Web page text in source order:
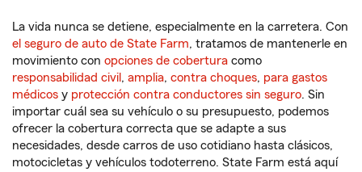
La vida nunca se detiene, especialmente en la carretera. Con
el seguro de auto de State Farm, tratamos de mantenerle en
movimiento con opciones de cobertura como
responsabilidad civil , amplia, contra choques, para gastos
médicos y protección contra conductores sin seguro. Sin
importar cuál sea su vehículo o su presupuesto, podemos
ofrecer la cobertura correcta que se adapte a sus
necesidades, desde carros de uso cotidiano hasta clásicos,
motocicletas y vehículos todoterreno. State Farm está aquí